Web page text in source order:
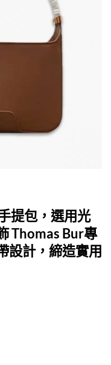
提包，選用光
Thomas Bur專
設計，締造實用